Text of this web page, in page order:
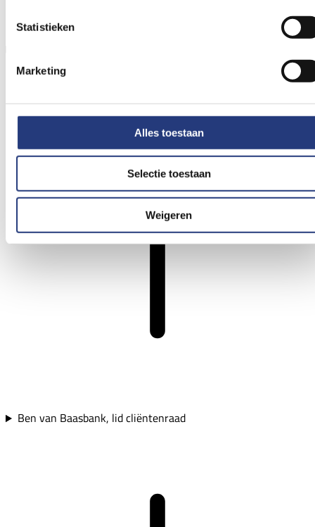
Statistieken
Marketing
Alles toestaan
Selectie toestaan
Weigeren
Ben van Baasbank, lid cliëntenraad